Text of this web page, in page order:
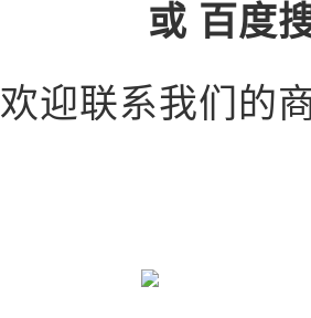
或 百度
欢迎联系我们的